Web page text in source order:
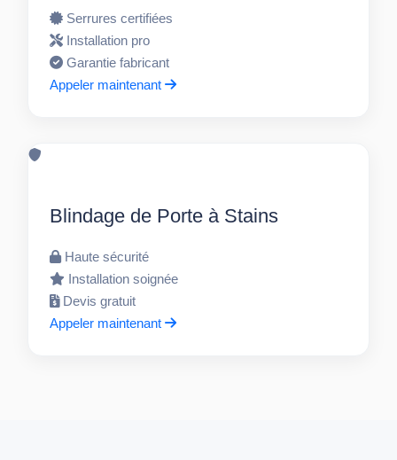
Serrures certifiées
Installation pro
Garantie fabricant
Appeler maintenant
Blindage de Porte à Stains
Haute sécurité
Installation soignée
Devis gratuit
Appeler maintenant